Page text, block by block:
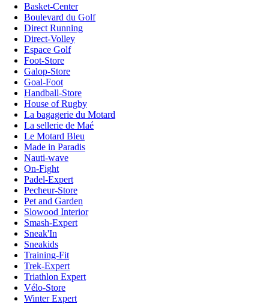
Basket-Center
Boulevard du Golf
Direct Running
Direct-Volley
Espace Golf
Foot-Store
Galop-Store
Goal-Foot
Handball-Store
House of Rugby
La bagagerie du Motard
La sellerie de Maé
Le Motard Bleu
Made in Paradis
Nauti-wave
On-Fight
Padel-Expert
Pecheur-Store
Pet and Garden
Slowood Interior
Smash-Expert
Sneak'In
Sneakids
Training-Fit
Trek-Expert
Triathlon Expert
Vélo-Store
Winter Expert